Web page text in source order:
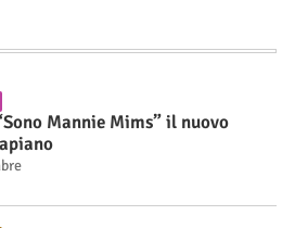
Mannie Mims” il nuovo